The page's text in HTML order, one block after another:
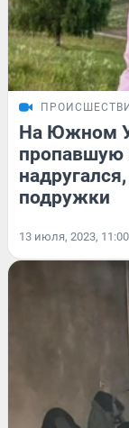
На Южном
пропавшую
подружки
13 июля, 2023, 11:00